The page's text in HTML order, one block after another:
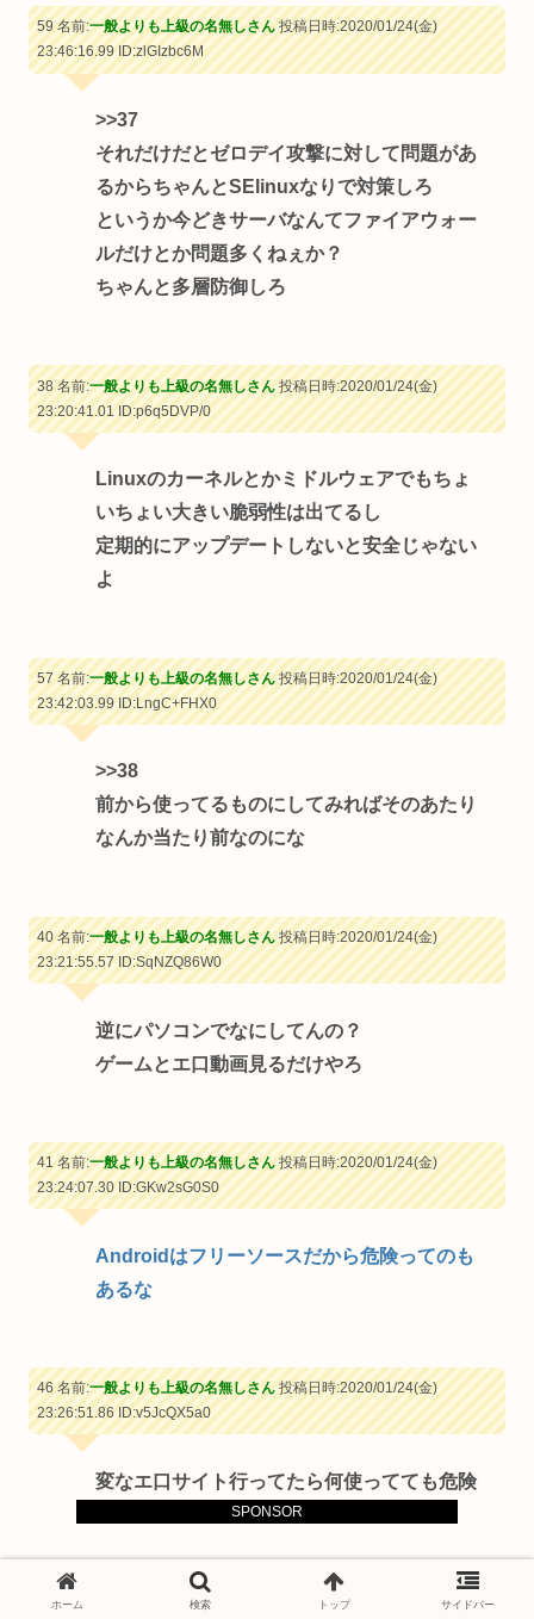
SPONSOR
59 名前:一般よりも上級の名無しさん投稿日時:2020/01/24(金)
23:46:16.99ID:zlGIzbc6M
>>37
それだけだとゼロデイ攻撃に対して問題があ
るからちゃんとSElinuxなりで対策しろ
というか今どきサーバなんてファイアウォー
ルだけとか問題多くねぇか？
ちゃんと多層防御しろ
38 名前:一般よりも上級の名無しさん投稿日時:2020/01/24(金)
23:20:41.01ID:p6q5DVP/0
Linuxのカーネルとかミドルウェアでもちょ
いちょい大きい脆弱性は出てるし
定期的にアップデートしないと安全じゃない
よ
57 名前:一般よりも上級の名無しさん投稿日時:2020/01/24(金)
23:42:03.99ID:LngC+FHX0
>>38
前から使ってるものにしてみればそのあたり
なんか当たり前なのにな
40 名前:一般よりも上級の名無しさん投稿日時:2020/01/24(金)
23:21:55.57ID:SqNZQ86W0
逆にパソコンでなにしてんの？
ゲームとエ口動画見るだけやろ
41 名前:一般よりも上級の名無しさん投稿日時:2020/01/24(金)
23:24:07.30ID:GKw2sG0S0
Androidはフリーソースだから危険ってのも
あるな
46 名前:一般よりも上級の名無しさん投稿日時:2020/01/24(金)
23:26:51.86ID:v5JcQX5a0
変なエ口サイト行ってたら何使ってても危険
47 名前: 一般よりも上級の名無しさん 投稿日時:2020/01/24(金)
ホーム 検索 トップ サイドバー